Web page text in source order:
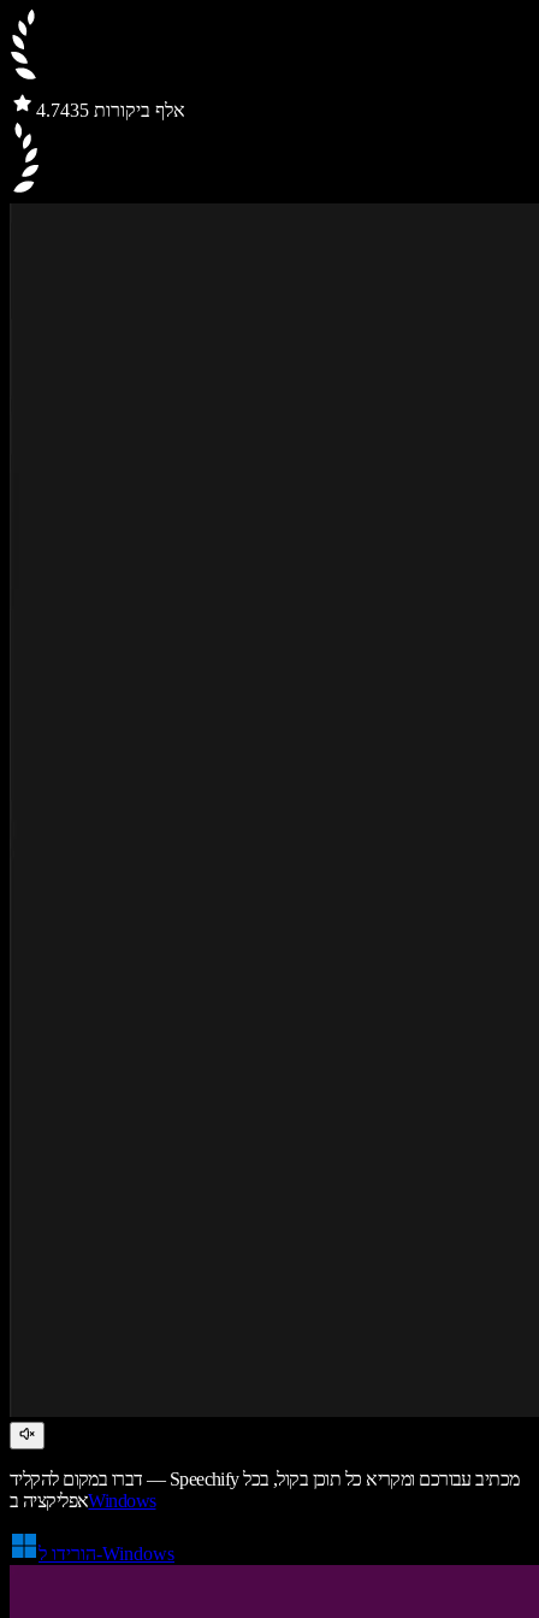
4.7 435 אלף ביקורות
דברו במקום להקליד — Speechify מכתיב עבורכם ומקריא כל תוכן בקול, בכל
אפליקציה בWindows
הורידו ל-Windows